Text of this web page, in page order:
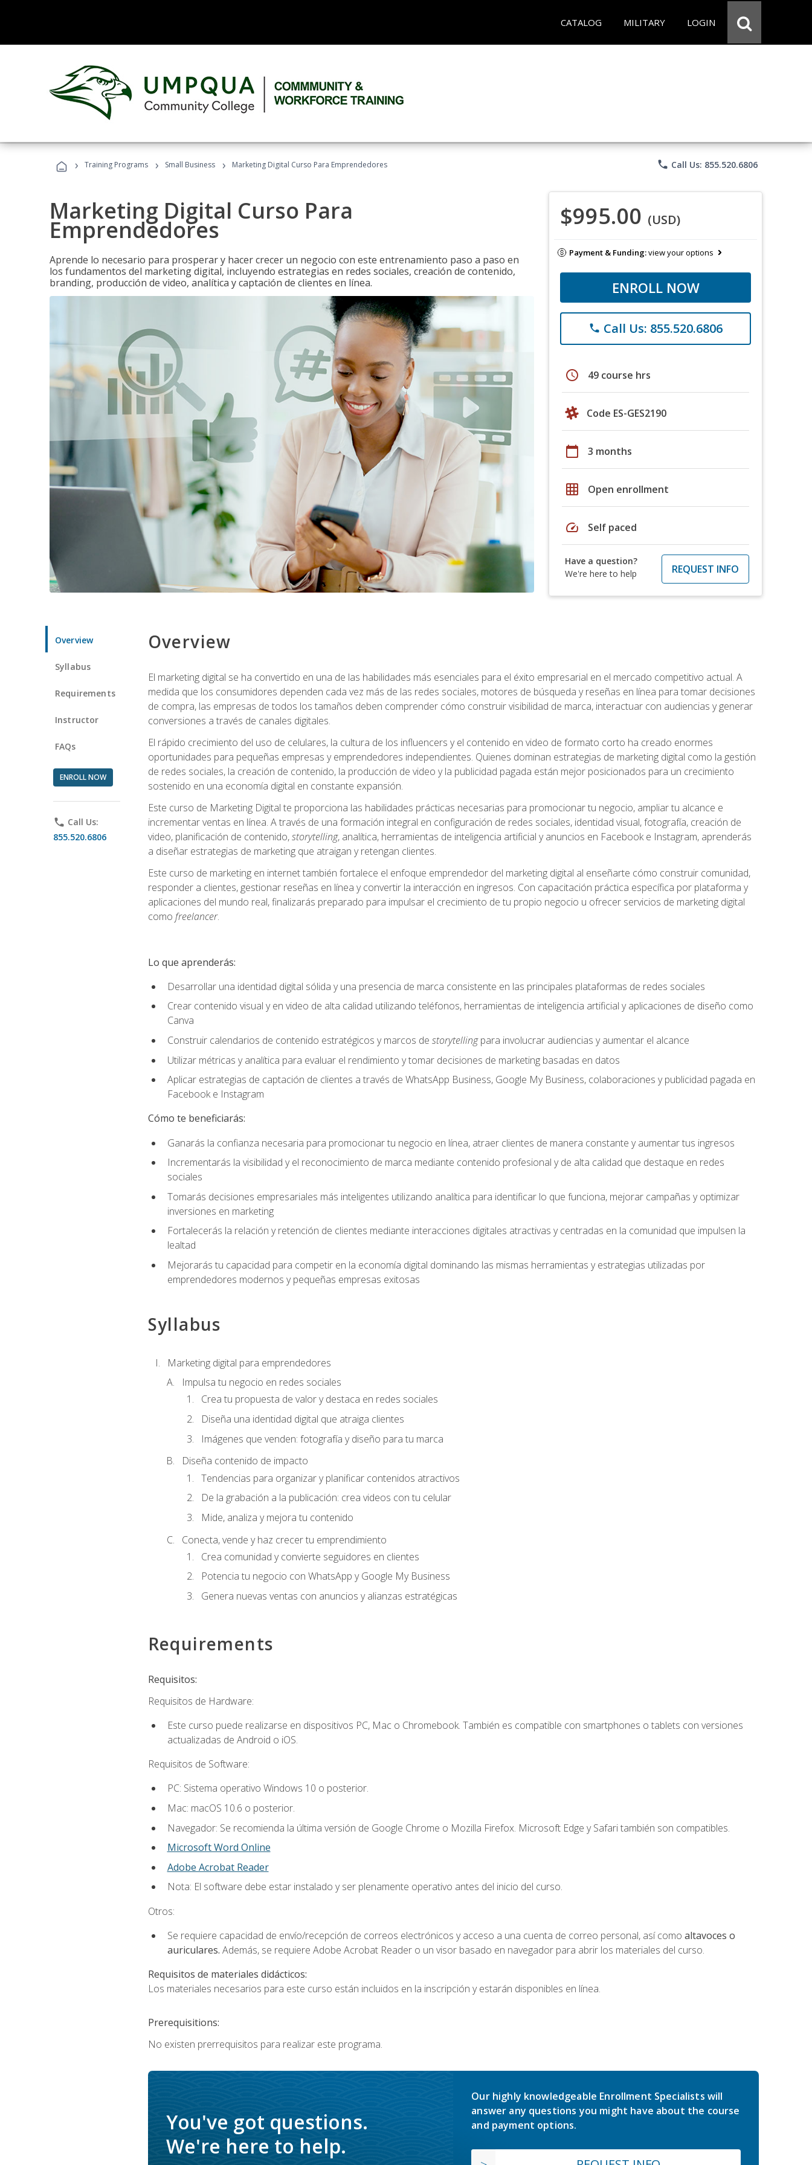
CATALOG MILITARY LOGIN
› Training Programs › Small Business › Marketing Digital Curso Para Emprendedores phone Call Us: 855.520.6806
Marketing Digital Curso Para
Emprendedores
Aprende lo necesario para prosperar y hacer crecer un negocio con este entrenamiento paso a paso en
los fundamentos del marketing digital, incluyendo estrategias en redes sociales, creación de contenido,
branding, producción de video, analítica y captación de clientes en línea.
$995.00 (USD)
Payment & Funding:view your options
ENROLL NOW
phone Call Us: 855.520.6806
schedule 49 course hrs
Code ES-GES2190
calendar_today 3 months
grid_on Open enrollment
speed Self paced
Have a question?
We're here to help
REQUEST INFO
Overview
Syllabus
Requirements
Instructor
FAQs
ENROLL NOW
phone Call Us:
855.520.6806
Overview
El marketing digital se ha convertido en una de las habilidades más esenciales para el éxito empresarial en el mercado competitivo actual. A
medida que los consumidores dependen cada vez más de las redes sociales, motores de búsqueda y reseñas en línea para tomar decisiones
de compra, las empresas de todos los tamaños deben comprender cómo construir visibilidad de marca, interactuar con audiencias y generar
conversiones a través de canales digitales.
El rápido crecimiento del uso de celulares, la cultura de los influencers y el contenido en video de formato corto ha creado enormes
oportunidades para pequeñas empresas y emprendedores independientes. Quienes dominan estrategias de marketing digital como la gestión
de redes sociales, la creación de contenido, la producción de video y la publicidad pagada están mejor posicionados para un crecimiento
sostenido en una economía digital en constante expansión.
Este curso de Marketing Digital te proporciona las habilidades prácticas necesarias para promocionar tu negocio, ampliar tu alcance e
incrementar ventas en línea. A través de una formación integral en configuración de redes sociales, identidad visual, fotografía, creación de
video, planificación de contenido,storytelling, analítica, herramientas de inteligencia artificial y anuncios en Facebook e Instagram, aprenderás
a diseñar estrategias de marketing que atraigan y retengan clientes.
Este curso de marketing en internet también fortalece el enfoque emprendedor del marketing digital al enseñarte cómo construir comunidad,
responder a clientes, gestionar reseñas en línea y convertir la interacción en ingresos. Con capacitación práctica específica por plataforma y
aplicaciones del mundo real, finalizarás preparado para impulsar el crecimiento de tu propio negocio u ofrecer servicios de marketing digital
como freelancer.
Lo que aprenderás:
Desarrollar una identidad digital sólida y una presencia de marca consistente en las principales plataformas de redes sociales
Crear contenido visual y en video de alta calidad utilizando teléfonos, herramientas de inteligencia artificial y aplicaciones de diseño como
Canva
Construir calendarios de contenido estratégicos y marcos de storytellingpara involucrar audiencias y aumentar el alcance
Utilizar métricas y analítica para evaluar el rendimiento y tomar decisiones de marketing basadas en datos
Aplicar estrategias de captación de clientes a través de WhatsApp Business, Google My Business, colaboraciones y publicidad pagada en
Facebook e Instagram
Cómo te beneficiarás:
Ganarás la confianza necesaria para promocionar tu negocio en línea, atraer clientes de manera constante y aumentar tus ingresos
Incrementarás la visibilidad y el reconocimiento de marca mediante contenido profesional y de alta calidad que destaque en redes
sociales
Tomarás decisiones empresariales más inteligentes utilizando analítica para identificar lo que funciona, mejorar campañas y optimizar
inversiones en marketing
Fortalecerás la relación y retención de clientes mediante interacciones digitales atractivas y centradas en la comunidad que impulsen la
lealtad
Mejorarás tu capacidad para competir en la economía digital dominando las mismas herramientas y estrategias utilizadas por
emprendedores modernos y pequeñas empresas exitosas
Syllabus
Marketing digital para emprendedores
Impulsa tu negocio en redes sociales
Crea tu propuesta de valor y destaca en redes sociales
Diseña una identidad digital que atraiga clientes
Imágenes que venden: fotografía y diseño para tu marca
Diseña contenido de impacto
Tendencias para organizar y planificar contenidos atractivos
De la grabación a la publicación: crea videos con tu celular
Mide, analiza y mejora tu contenido
Conecta, vende y haz crecer tu emprendimiento
Crea comunidad y convierte seguidores en clientes
Potencia tu negocio con WhatsApp y Google My Business
Genera nuevas ventas con anuncios y alianzas estratégicas
Requirements
Requisitos:
Requisitos de Hardware:
Este curso puede realizarse en dispositivos PC, Mac o Chromebook. También es compatible con smartphones o tablets con versiones
actualizadas de Android o iOS.
Requisitos de Software:
PC: Sistema operativo Windows 10 o posterior.
Mac: macOS 10.6 o posterior.
Navegador: Se recomienda la última versión de Google Chrome o Mozilla Firefox. Microsoft Edge y Safari también son compatibles.
Microsoft Word Online
Adobe Acrobat Reader
Nota: El software debe estar instalado y ser plenamente operativo antes del inicio del curso.
Otros:
Se requiere capacidad de envío/recepción de correos electrónicos y acceso a una cuenta de correo personal, así como altavoces o
auriculares. Además, se requiere Adobe Acrobat Reader o un visor basado en navegador para abrir los materiales del curso.
Requisitos de materiales didácticos:
Los materiales necesarios para este curso están incluidos en la inscripción y estarán disponibles en línea.
Prerequisitions:
No existen prerrequisitos para realizar este programa.
You've got questions.
We're here to help.
Our highly knowledgeable Enrollment Specialists will
answer any questions you might have about the course
and payment options.